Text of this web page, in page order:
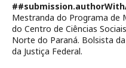
Mestranda do Programa de
do Centro de Ciências
Norte do Paraná. Bolsista da
da Justiça Federal.